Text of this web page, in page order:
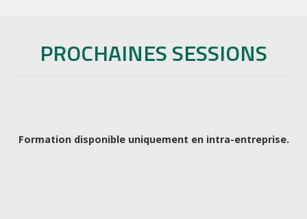
PROCHAINES SESSIONS
Formation disponible uniquement en intra-entreprise.